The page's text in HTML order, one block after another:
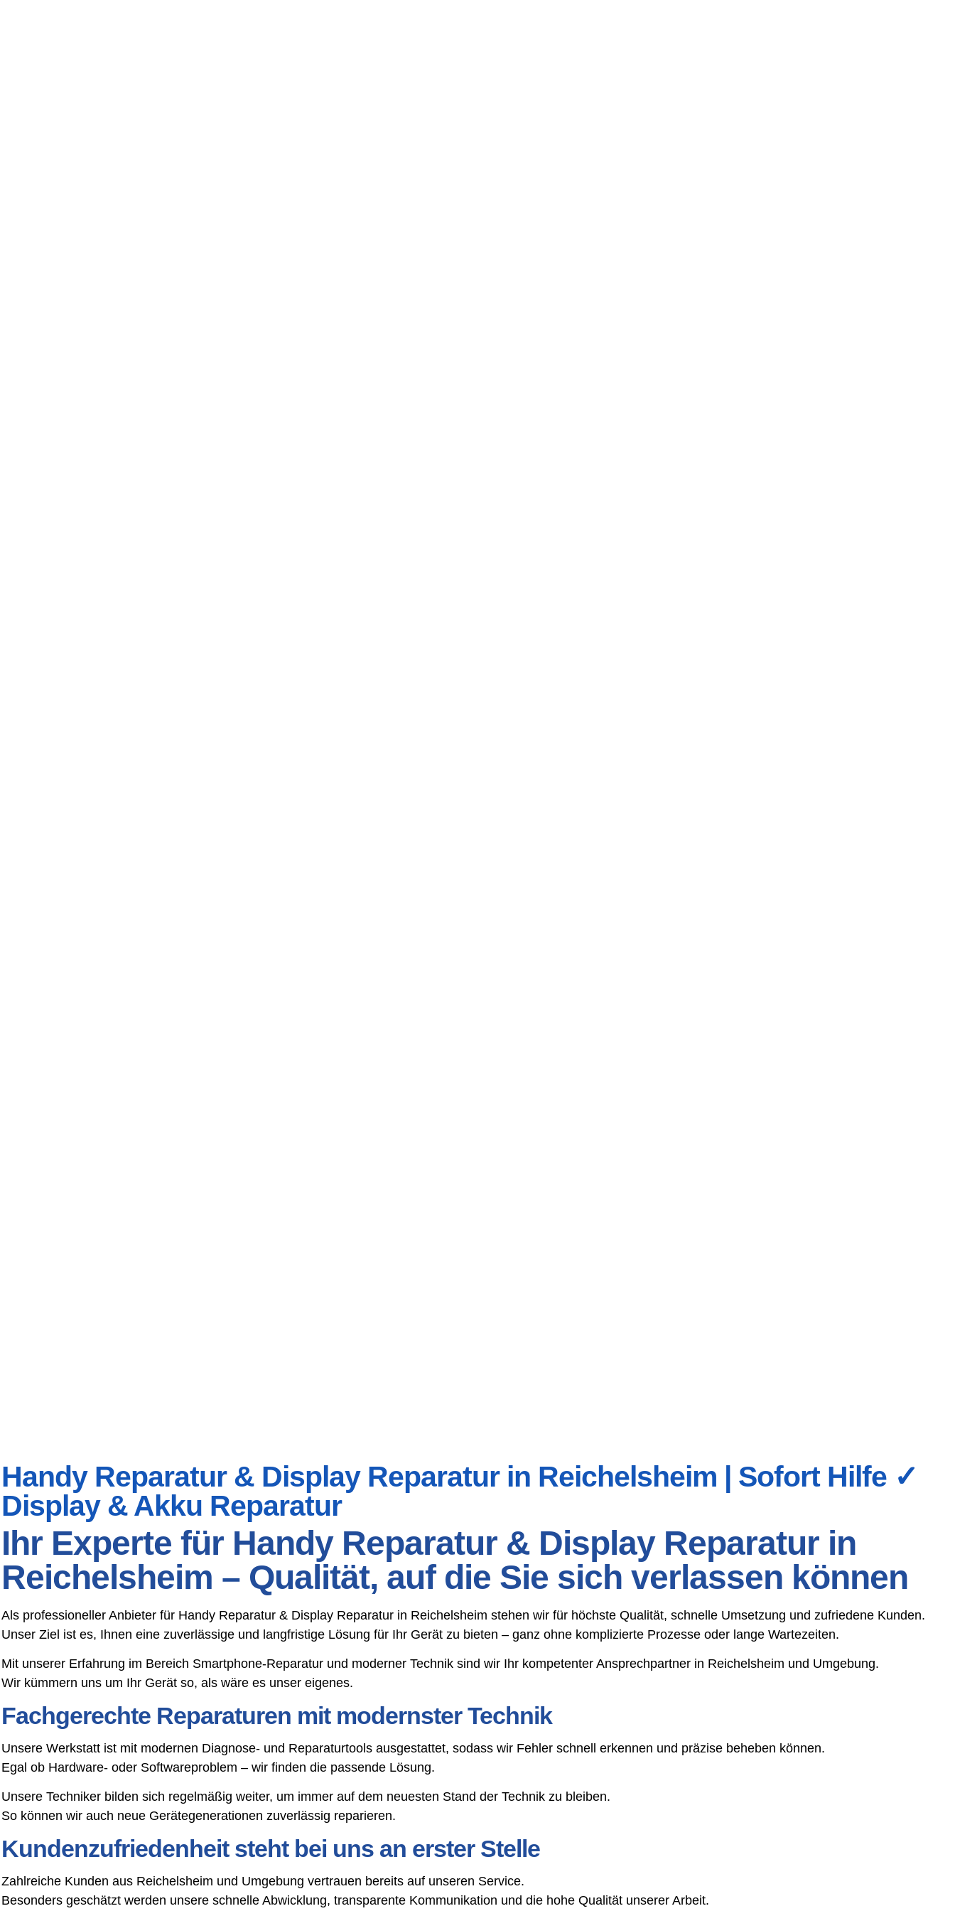
Handy Reparatur & Display Reparatur in Reichelsheim | Sofort Hilfe ✓
Display & Akku Reparatur
Ihr Experte für Handy Reparatur & Display Reparatur in
Reichelsheim – Qualität, auf die Sie sich verlassen können
Als professioneller Anbieter für Handy Reparatur & Display Reparatur in Reichelsheim stehen wir für höchste Qualität, schnelle Umsetzung und zufriedene Kunden.
Unser Ziel ist es, Ihnen eine zuverlässige und langfristige Lösung für Ihr Gerät zu bieten – ganz ohne komplizierte Prozesse oder lange Wartezeiten.
Mit unserer Erfahrung im Bereich Smartphone-Reparatur und moderner Technik sind wir Ihr kompetenter Ansprechpartner in Reichelsheim und Umgebung.
Wir kümmern uns um Ihr Gerät so, als wäre es unser eigenes.
Fachgerechte Reparaturen mit modernster Technik
Unsere Werkstatt ist mit modernen Diagnose- und Reparaturtools ausgestattet, sodass wir Fehler schnell erkennen und präzise beheben können.
Egal ob Hardware- oder Softwareproblem – wir finden die passende Lösung.
Unsere Techniker bilden sich regelmäßig weiter, um immer auf dem neuesten Stand der Technik zu bleiben.
So können wir auch neue Gerätegenerationen zuverlässig reparieren.
Kundenzufriedenheit steht bei uns an erster Stelle
Zahlreiche Kunden aus Reichelsheim und Umgebung vertrauen bereits auf unseren Service.
Besonders geschätzt werden unsere schnelle Abwicklung, transparente Kommunikation und die hohe Qualität unserer Arbeit.